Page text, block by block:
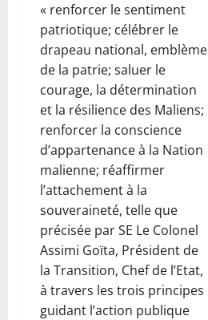
« renforcer le sentiment
patriotique; célébrer le
drapeau national, emblème
de la patrie; saluer le
courage, la détermination
et la résilience des Maliens;
renforcer la conscience
d’appartenance à la Nation
malienne; réaffirmer
l’attachement à la
souveraineté, telle que
précisée par SE Le Colonel
Assimi Goïta, Président de
la Transition, Chef de l’Etat,
à travers les trois principes
guidant l’action publique